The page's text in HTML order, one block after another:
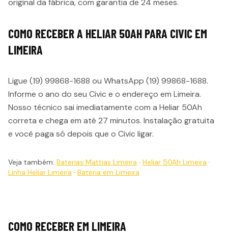
original da fábrica, com garantia de 24 meses.
COMO RECEBER A HELIAR 50AH PARA CIVIC EM
LIMEIRA
Ligue (19) 99868-1688 ou WhatsApp (19) 99868-1688.
Informe o ano do seu Civic e o endereço em Limeira.
Nosso técnico sai imediatamente com a Heliar 50Ah
correta e chega em até 27 minutos. Instalação gratuita
e você paga só depois que o Civic ligar.
Veja também: Baterias Mattias Limeira · Heliar 50Ah Limeira ·
Linha Heliar Limeira · Bateria em Limeira
COMO RECEBER EM LIMEIRA